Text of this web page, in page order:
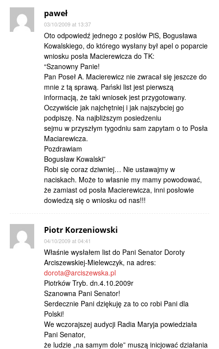
paweł
03/10/2009 at 13:37
Oto odpowiedź jednego z posłów PiS, Bogusława
Kowalskiego, do którego wysłany był apel o poparcie
wniosku posła Macierewicza do TK:
“Szanowny Panie!
Pan Poseł A. Macierewicz nie zwracał się jeszcze do
mnie z tą sprawą. Pański list jest pierwszą
informacją, że taki wniosek jest przygotowany.
Oczywiście jak najchętniej i jak najszybciej go
podpiszę. Na najbliższym posiedzeniu
sejmu w przyszłym tygodniu sam zapytam o to Posła
Maciarewicza.
Pozdrawiam
Bogusław Kowalski”
Robi się coraz dziwniej… Nie ustawajmy w
naciskach. Może to własnie my mamy powodować,
że zamiast od posła Macierewicza, inni posłowie
dowiedzą się o wniosku od nas!!!
Piotr Korzeniowski
04/10/2009 at 04:41
Właśnie wysłałem list do Pani Senator Doroty
Arciszewskiej-Mielewczyk, na adres:
dorota@arciszewska.pl
Piotrków Tryb. dn.4.10.2009r
Szanowna Pani Senator!
Serdecznie Pani dziękuję za to co robi Pani dla
Polski!
We wczorajszej audycji Radia Maryja powiedziała
Pani Senator,
że ludzie „na samym dole” muszą inicjować działania